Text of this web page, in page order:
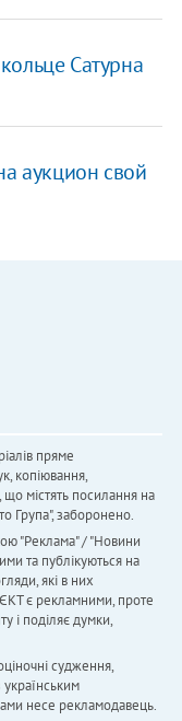
Сатурна
аукцион свой
пряме
копіювання,
що містять посилання на
Група", заборонено.
"Реклама" / "Новини
та публікуються на
які в них
є рекламними, проте
і поділяє думки,
судження,
несе рекламодавець.